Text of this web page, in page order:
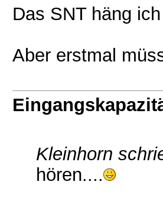
Das SNT häng
Aber erstmal
Kleinhorn
hören....